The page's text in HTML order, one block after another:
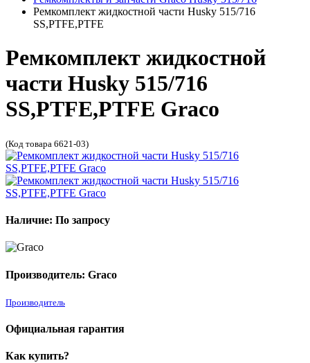
Ремкомплект жидкостной части Husky 515/716
SS,PTFE,PTFE
Ремкомплект жидкостной
части Husky 515/716
SS,PTFE,PTFE Graco
(Код товара 6621-03)
Наличие: По запросу
Производитель: Graco
Производитель
Официальная гарантия
Как купить?